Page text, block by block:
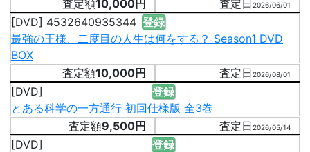
10,000円
2026/06/01
[DVD] 4532640935344 登録
最強の王様、二度目の人生は何をする？ Season1 DVD
BOX
10,000円
2026/08/01
[DVD]
登録
とある科学の一方通行 初回仕様版 全3巻
9,500円
2026/05/14
[DVD]
登録